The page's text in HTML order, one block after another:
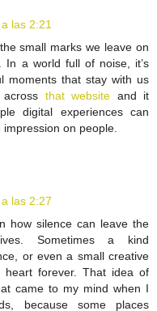
las 2:21
small marks we leave on
In a world full of noise, it’s
moments that stay with us
that website and it
digital experiences can
on people.
las 2:27
how silence can leave the
Sometimes a kind
or even a small creative
heart forever. That idea of
came to my mind when I
because some places